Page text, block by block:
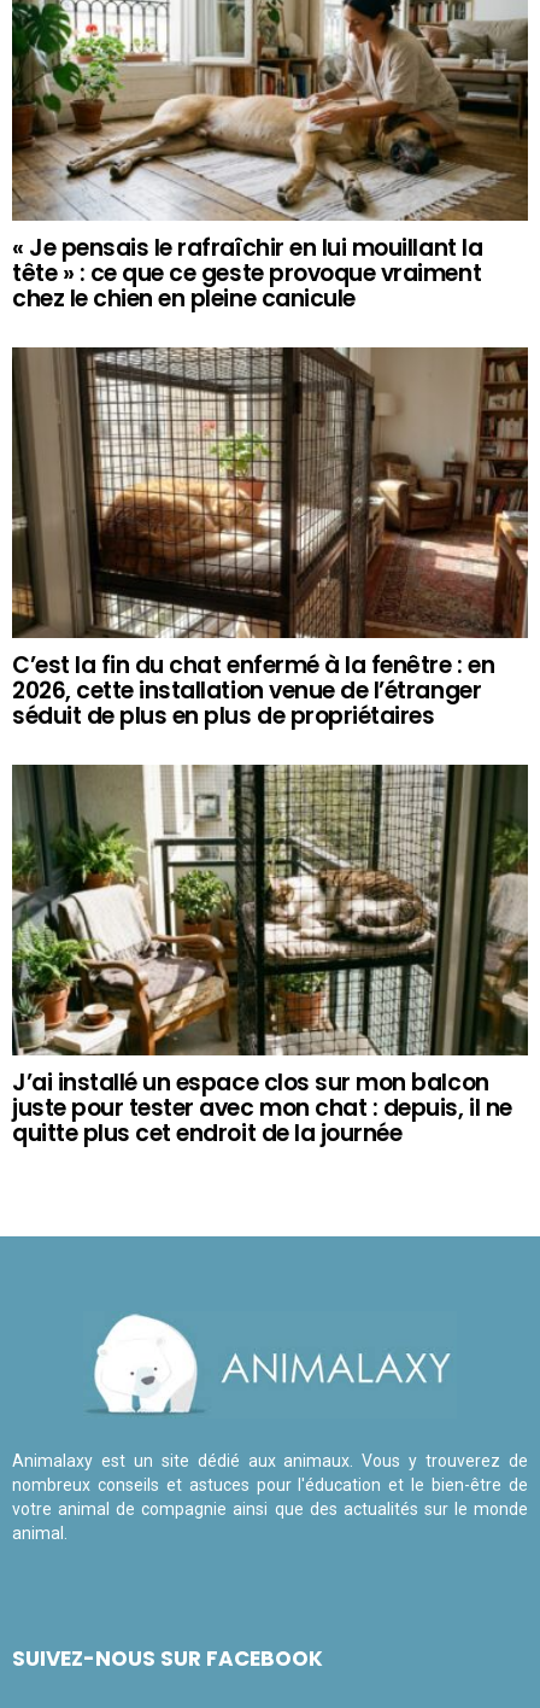
« Je pensais le rafraîchir en lui mouillant la
tête » : ce que ce geste provoque vraiment
chez le chien en pleine canicule
C’est la fin du chat enfermé à la fenêtre : en
2026, cette installation venue de l’étranger
séduit de plus en plus de propriétaires
J’ai installé un espace clos sur mon balcon
juste pour tester avec mon chat : depuis, il ne
quitte plus cet endroit de la journée
Animalaxy est un site dédié aux animaux. Vous y trouverez de
nombreux conseils et astuces pour l'éducation et le bien-être de
votre animal de compagnie ainsi que des actualités sur le monde
animal.
SUIVEZ-NOUS SUR FACEBOOK